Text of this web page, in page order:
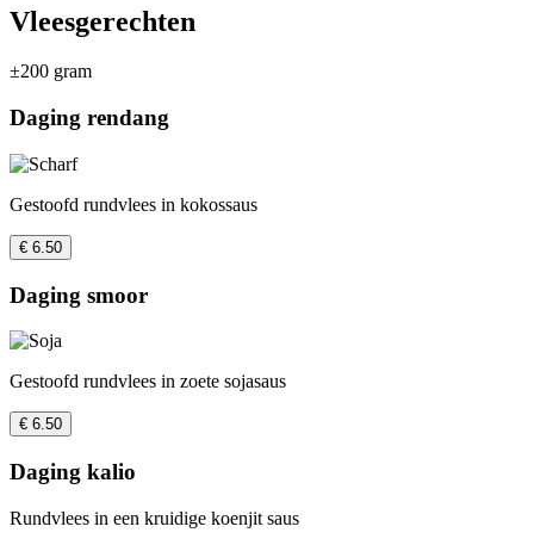
Vleesgerechten
±200 gram
Daging rendang
Gestoofd rundvlees in kokossaus
€ 6.50
Daging smoor
Gestoofd rundvlees in zoete sojasaus
€ 6.50
Daging kalio
Rundvlees in een kruidige koenjit saus